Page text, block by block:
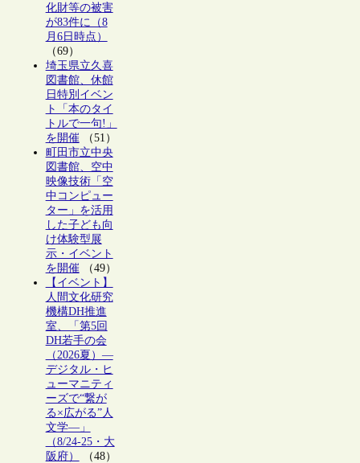
化財等の被害
が83件に（8
月6日時点）
（69）
埼玉県立久喜
図書館、休館
日特別イベン
ト「本のタイ
トルで一句!」
を開催（51）
町田市立中央
図書館、空中
映像技術「空
中コンピュー
ター」を活用
した子ども向
け体験型展
示・イベント
を開催（49）
【イベント】
人間文化研究
機構DH推進
室、「第5回
DH若手の会
（2026夏）―
デジタル・ヒ
ューマニティ
ーズで“繋が
る×広がる”人
文学―」
（8/24-25・大
阪府）
（48）